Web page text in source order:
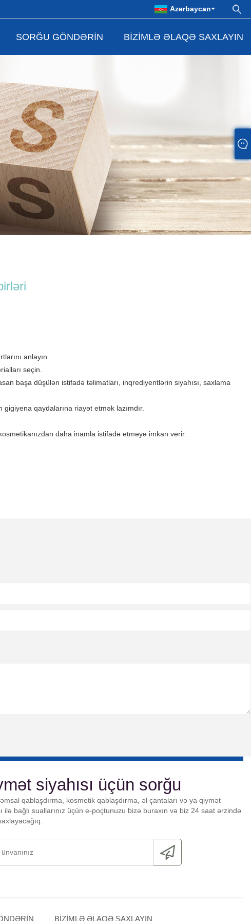
Azərbaycan
SORĞU GÖNDƏRIN BIZIMLƏ ƏLAQƏ SAXLAYIN
anlayın.
seçin.
başa düşülən istifadə təlimatları, inqrediyentlərin siyahısı, saxlama
qaydalarına riayət etmək lazımdır.
daha inamla istifadə etməyə imkan verir.
siyahısı üçün sorğu
qablaşdırma, kosmetik qablaşdırma, əl çantaları və ya qiymət
ilə bağlı suallarınız üçün e-poçtunuzu bizə buraxın və biz 24 saat ərzində
BIZIMLƏ ƏLAQƏ SAXLAYIN